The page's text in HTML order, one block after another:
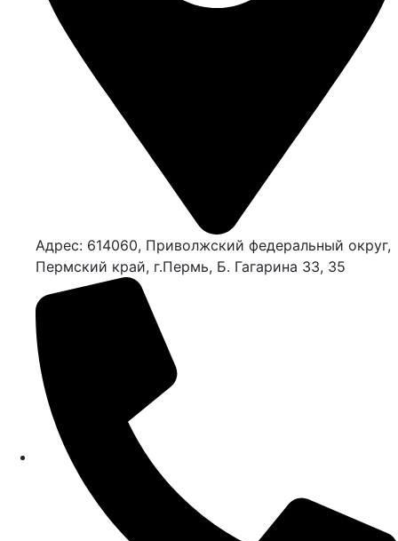
Адрес: 614060, Приволжский федеральный округ,
Пермский край, г.Пермь, Б. Гагарина 33, 35